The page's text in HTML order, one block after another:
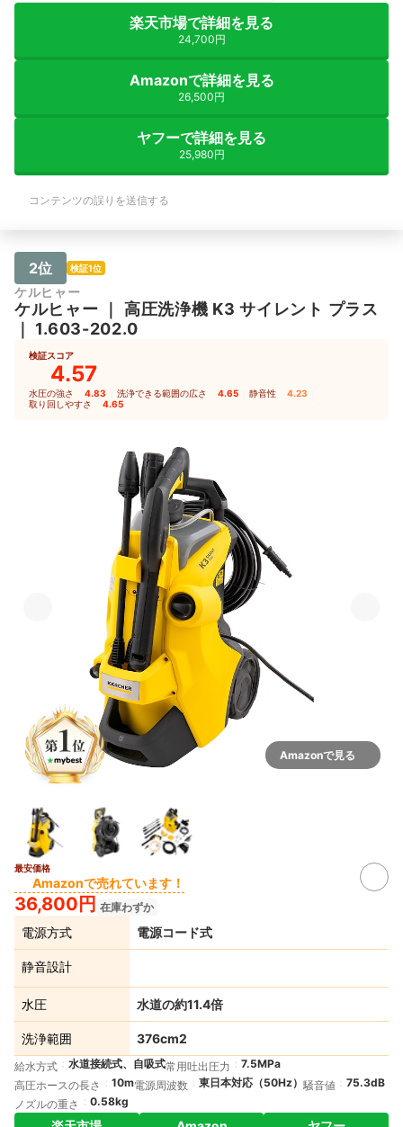
楽天市場で詳細を見る
24,700円
Amazonで詳細を見る
26,500円
ヤフーで詳細を見る
25,980円
コンテンツの誤りを送信する
2位 検証1位
ケルヒャー
ケルヒャー
高圧洗浄機 K3 サイレント プラス
1.603-202.0
検証スコア
4.57
水圧の強さ 4.83 洗浄できる範囲の広さ 4.65 静音性 4.23
取り回しやすさ 4.65
Amazonで見る
最安価格
Amazonで売れています！
36,800円 在庫わずか
電源方式 電源コード式
静音設計
水圧 水道の約11.4倍
洗浄範囲 376cm2
給水方式 水道接続式、自吸式常用吐出圧力
7.5MPa
高圧ホースの長さ
10m電源周波数 東日本対応（50Hz） 騒音値
75.3dB
ノズルの重さ
0.58kg